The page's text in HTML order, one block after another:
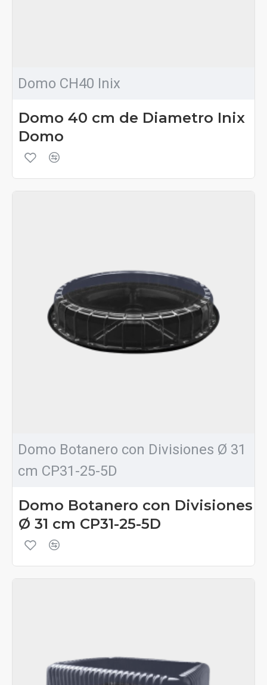
Domo CH40 Inix
Domo 40 cm de Diametro Inix
Domo
Domo Botanero con Divisiones Ø 31
cm CP31-25-5D
Domo Botanero con Divisiones
Ø 31 cm CP31-25-5D